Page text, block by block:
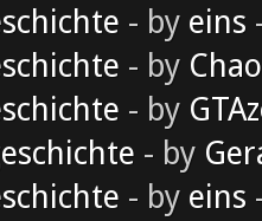
- by eins
- by
- by
- by
- by eins